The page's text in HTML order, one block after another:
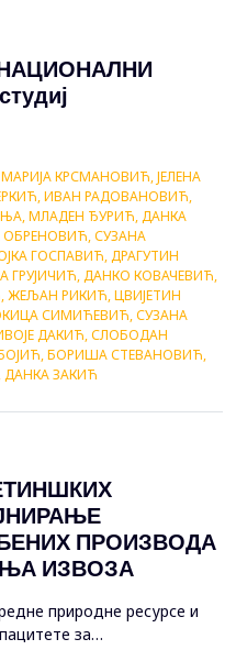
КРСМАНОВИЋ, ЈЕЛЕНА
ИВАН РАДОВАНОВИЋ,
МЛАДЕН ЂУРИЋ, ДАНКА
СУЗАНА
ГОСПАВИЋ, ДРАГУТИН
ГРУЈИЧИЋ, ДАНКО КОВАЧЕВИЋ,
ЖЕЉАН РИКИЋ, ЦВИЈЕТИН
СИМИЋЕВИЋ, СУЗАНА
ДАКИЋ, СЛОБОДАН
БОРИША СТЕВАНОВИЋ,
ЗАКИЋ
ПРОИЗВОДА
ИЗВОЗА
природне ресурсе и
за